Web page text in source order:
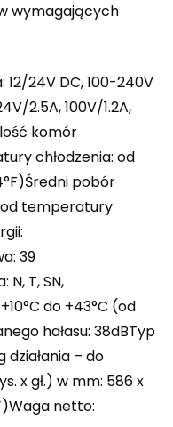
wymagających
24V DC, 100-240V
2.5A, 100V/1.2A,
komór
chłodzenia: od
pobór
temperatury
39
T, SN,
do +43°C (od
hałasu: 38dBTyp
działania – do
x gł.) w mm: 586 x
netto: